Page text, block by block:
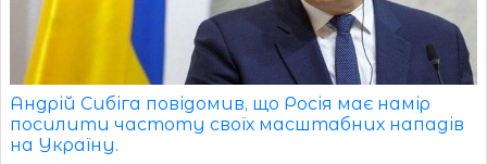
Андрій Сибіга повідомив, що Росія має намір
посилити частоту своїх масштабних нападів
на Україну.